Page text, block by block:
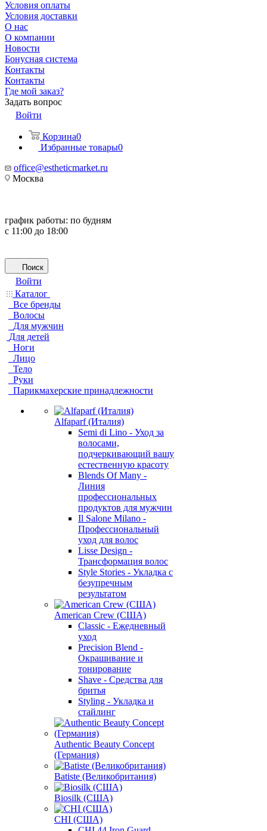
Условия оплаты
Условия доставки
О нас
О компании
Новости
Бонусная система
Контакты
Контакты
Где мой заказ?
Задать вопрос
Войти
Корзина0
Избранные товары0
office@estheticmarket.ru
Москва
график работы: по будням
с 11:00 до 18:00
Поиск
Войти
Каталог
Все бренды
Волосы
Для мужчин
Для детей
Ноги
Лицо
Тело
Руки
Парикмахерские принадлежности
Alfaparf (Италия)
Semi di Lino - Уход за
волосами,
подчеркивающий вашу
естественную красоту
Blends Of Many -
Линия
профессиональных
продуктов для мужчин
Il Salone Milano -
Профессиональный
уход для волос
Lisse Design -
Трансформация волос
Style Stories - Укладка с
безупречным
результатом
American Crew (США)
Classic - Ежедневный
уход
Precision Blend -
Окрашивание и
тонирование
Shave - Средства для
бритья
Styling - Укладка и
стайлинг
Authentic Beauty Concept
(Германия)
Batiste (Великобритания)
Biosilk (США)
CHI (США)